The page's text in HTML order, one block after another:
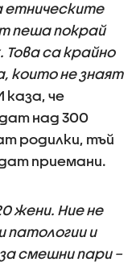
етническите
пеша покрай
са крайно
които не знаят
каза, че
над 300
родилки, тъй
приемани.
жени. Ние не
патологии и
смешни пари –